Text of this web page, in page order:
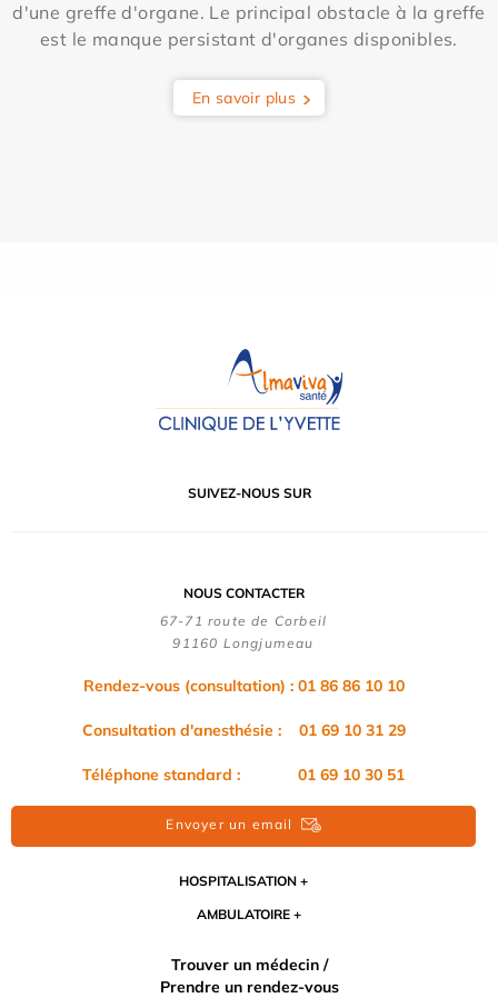
d'une greffe d'organe. Le principal obstacle à la greffe
est le manque persistant d'organes disponibles.
En savoir plus
SUIVEZ-NOUS SUR
NOUS CONTACTER
67-71 route de Corbeil
91160 Longjumeau
Rendez-vous (consultation) : 01 86 86 10 10
Consultation d'anesthésie : 01 69 10 31 29
Téléphone standard : 01 69 10 30 51
Envoyer un email
HOSPITALISATION
AMBULATOIRE
Trouver un médecin /
Prendre un rendez-vous